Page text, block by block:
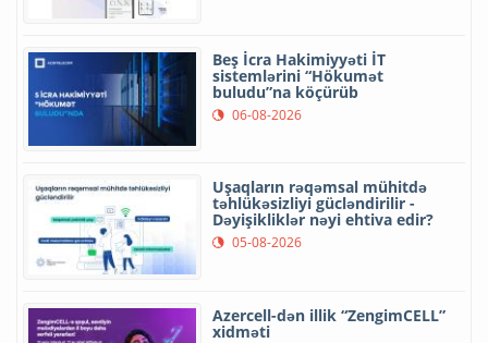
Beş İcra Hakimiyyəti İT
sistemlərini “Hökumət
buludu”na köçürüb
06-08-2026
Uşaqların rəqəmsal mühitdə
təhlükəsizliyi gücləndirilir -
Dəyişikliklər nəyi ehtiva edir?
05-08-2026
Azercell-dən illik “ZengimCELL”
xidməti